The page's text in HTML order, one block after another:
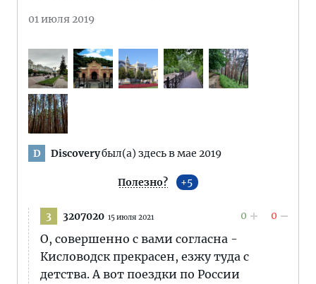
01 июля 2019
D Discoveryбыл(а) здесь в мае 2019
Полезно? 5
3 3207020 15 июля 2021 0 0
О, совершенно с вами согласна -
Кисловодск прекрасен, езжу туда с
детства. А вот поездки по России